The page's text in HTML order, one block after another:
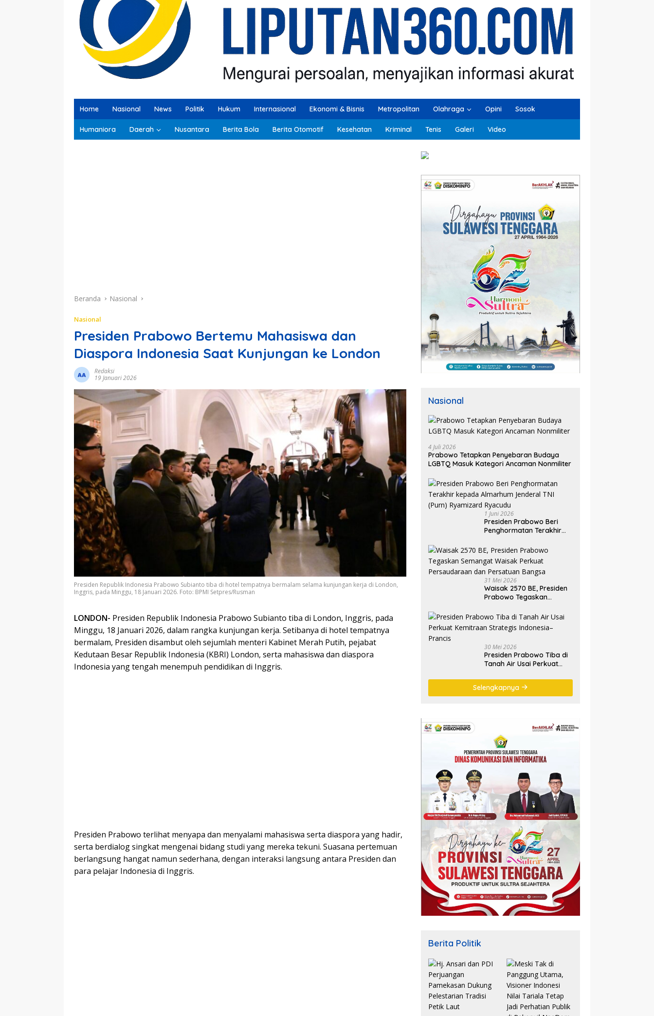
Home Nasional News Politik Hukum Internasional Ekonomi & Bisnis Metropolitan Olahraga Opini Sosok
Humaniora Daerah Nusantara Berita Bola Berita Otomotif Kesehatan Kriminal Tenis Galeri Video
Beranda Nasional
Nasional
Presiden Prabowo Bertemu Mahasiswa dan
Diaspora Indonesia Saat Kunjungan ke London
Redaksi
19 Januari 2026
Presiden Republik Indonesia Prabowo Subianto tiba di hotel tempatnya bermalam selama kunjungan kerja di London,
Inggris, pada Minggu, 18 Januari 2026. Foto: BPMI Setpres/Rusman
LONDON- Presiden Republik Indonesia Prabowo Subianto tiba di London, Inggris, pada
Minggu, 18 Januari 2026, dalam rangka kunjungan kerja. Setibanya di hotel tempatnya
bermalam, Presiden disambut oleh sejumlah menteri Kabinet Merah Putih, pejabat
Kedutaan Besar Republik Indonesia (KBRI) London, serta mahasiswa dan diaspora
Indonesia yang tengah menempuh pendidikan di Inggris.
Presiden Prabowo terlihat menyapa dan menyalami mahasiswa serta diaspora yang hadir,
serta berdialog singkat mengenai bidang studi yang mereka tekuni. Suasana pertemuan
berlangsung hangat namun sederhana, dengan interaksi langsung antara Presiden dan
para pelajar Indonesia di Inggris.
Nasional
4 Juli 2026
Prabowo Tetapkan Penyebaran Budaya
LGBTQ Masuk Kategori Ancaman Nonmiliter
1 Juni 2026
Presiden Prabowo Beri
Penghormatan Terakhir
Jenderal TNI (Purn)
Ryamizard Ryacudu
31 Mei 2026
Waisak 2570 BE, Presiden
Prabowo Tegaskan
Persaudaraan dan
Persatuan Bangsa
30 Mei 2026
Presiden Prabowo Tiba di
Tanah Air Usai Perkuat
Indonesia–Prancis
Selengkapnya
Berita Politik